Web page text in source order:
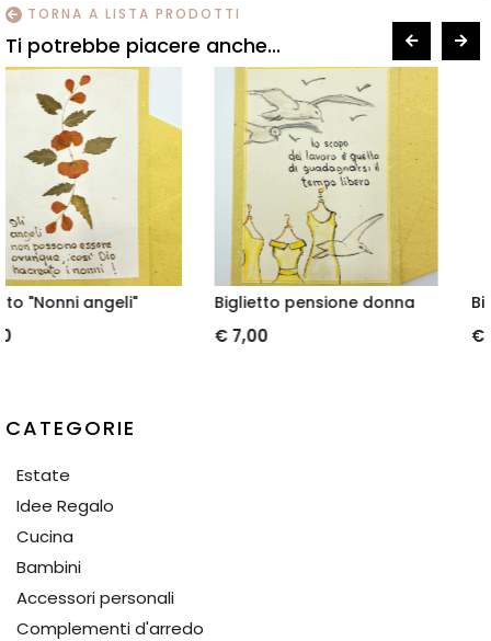
TORNA A LISTA PRODOTTI
Ti potrebbe piacere anche...
Biglietto pensione donna Biglietto "A star is
CATEGORIE
Estate
Idee Regalo
Cucina
Bambini
Accessori personali
Complementi d'arredo